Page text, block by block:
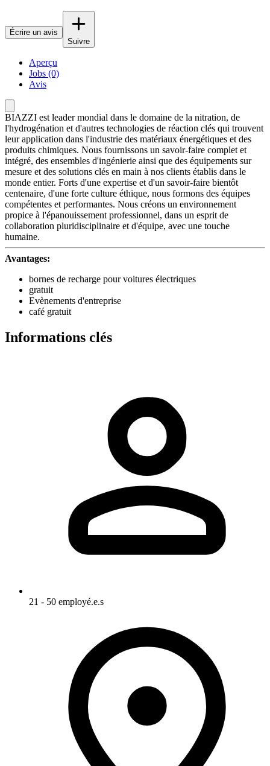
Écrire un avis
Suivre
Aperçu
Jobs (0)
Avis
BIAZZI est leader mondial dans le domaine de la nitration, de
l'hydrogénation et d'autres technologies de réaction clés qui trouvent
leur application dans l'industrie des matériaux énergétiques et des
produits chimiques. Nous fournissons un savoir-faire complet et
intégré, des ensembles d'ingénierie ainsi que des équipements sur
mesure et des solutions clés en main à nos clients établis dans le
monde entier. Forts d'une expertise et d'un savoir-faire bientôt
centenaire, d'une forte culture éthique, nous formons des équipes
compétentes et performantes. Nous créons un environnement
propice à l'épanouissement professionnel, dans un esprit de
collaboration pluridisciplinaire et d'équipe, avec une touche
humaine.
Avantages:
bornes de recharge pour voitures électriques
gratuit
Evènements d'entreprise
café gratuit
Informations clés
21 - 50 employé.e.s